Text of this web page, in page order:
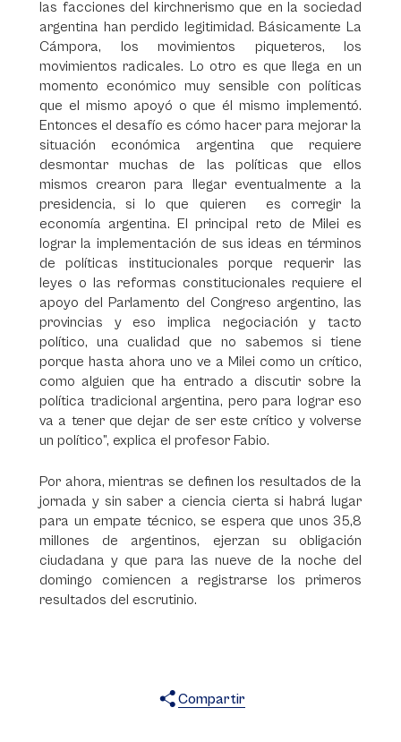
las facciones del kirchnerismo que en la sociedad
argentina han perdido legitimidad. Básicamente La
Cámpora, los movimientos piqueteros, los
movimientos radicales. Lo otro es que llega en un
momento económico muy sensible con políticas
que el mismo apoyó o que él mismo implementó.
Entonces el desafío es cómo hacer para mejorar la
situación económica argentina que requiere
desmontar muchas de las políticas que ellos
mismos crearon para llegar eventualmente a la
presidencia, si lo que quieren es corregir la
economía argentina. El principal reto de Milei es
lograr la implementación de sus ideas en términos
de políticas institucionales porque requerir las
leyes o las reformas constitucionales requiere el
apoyo del Parlamento del Congreso argentino, las
provincias y eso implica negociación y tacto
político, una cualidad que no sabemos si tiene
porque hasta ahora uno ve a Milei como un crítico,
como alguien que ha entrado a discutir sobre la
política tradicional argentina, pero para lograr eso
va a tener que dejar de ser este crítico y volverse
un político”, explica el profesor Fabio.
Por ahora, mientras se definen los resultados de la
jornada y sin saber a ciencia cierta si habrá lugar
para un empate técnico, se espera que unos 35,8
millones de argentinos, ejerzan su obligación
ciudadana y que para las nueve de la noche del
domingo comiencen a registrarse los primeros
resultados del escrutinio.
Compartir